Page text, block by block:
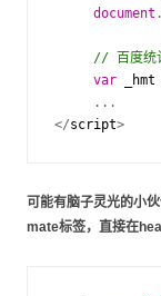
document .
// 百度统
var
_hmt
...
</script>
可能有脑子灵光的小
mate标签，直接在